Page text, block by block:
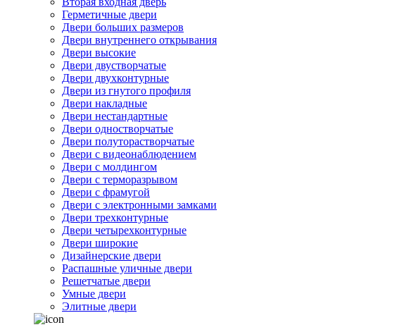
Герметичные двери
Двери больших размеров
Двери внутреннего открывания
Двери высокие
Двери двустворчатые
Двери двухконтурные
Двери из гнутого профиля
Двери накладные
Двери нестандартные
Двери одностворчатые
Двери полуторастворчатые
Двери с видеонаблюдением
Двери с молдингом
Двери с терморазрывом
Двери с фрамугой
Двери с электронными замками
Двери трехконтурные
Двери четырехконтурные
Двери широкие
Дизайнерские двери
Распашные уличные двери
Решетчатые двери
Умные двери
Элитные двери